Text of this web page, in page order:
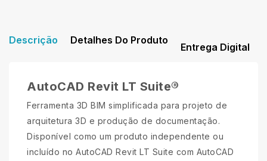
Descrição Detalhes Do Produto
Entrega Digital
AutoCAD Revit LT Suite®
Ferramenta 3D BIM simplificada para projeto de
arquitetura 3D e produção de documentação.
Disponível como um produto independente ou
incluído no AutoCAD Revit LT Suite com AutoCAD